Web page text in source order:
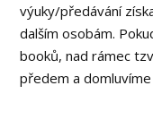
výuky/předávání
dalším osobám.
booků, nad rámec
předem a